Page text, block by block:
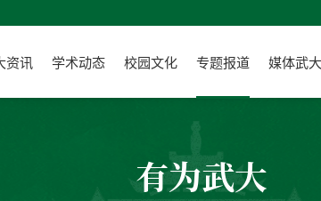
资讯 学术动态 校园文化 专题报道 媒体武大
有为武大